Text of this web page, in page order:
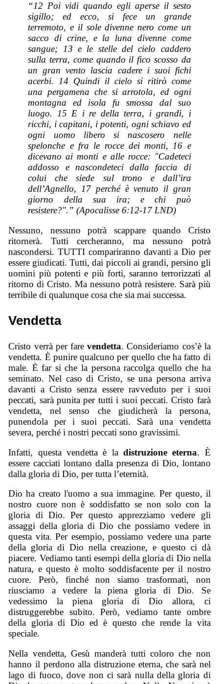
“12 Poi vidi quando egli aperse il sesto
sigillo; ed ecco, si fece un grande
terremoto, e il sole divenne nero come un
sacco di crine, e la luna divenne come
sangue; 13 e le stelle del cielo caddero
sulla terra, come quando il fico scosso da
un gran vento lascia cadere i suoi fichi
acerbi. 14 Quindi il cielo si ritirò come
una pergamena che si arrotola, ed ogni
montagna ed isola fu smossa dal suo
luogo. 15 E i re della terra, i grandi, i
ricchi, i capitani, i potenti, ogni schiavo ed
ogni uomo libero si nascosero nelle
spelonche e fra le rocce dei monti, 16 e
dicevano ai monti e alle rocce: "Cadeteci
addosso e nascondeteci dalla faccia di
colui che siede sul trono e dall’ira
dell’Agnello, 17 perché è venuto il gran
giorno della sua ira; e chi può
resistere?".” (Apocalisse 6:12-17 LND)
Nessuno, nessuno potrà scappare quando Cristo
ritornerà. Tutti cercheranno, ma nessuno potrà
nascondersi. TUTTI compariranno davanti a Dio per
essere giudicati. Tutti, dai piccoli ai grandi, persino gli
uomini più potenti e più forti, saranno terrorizzati al
ritorno di Cristo. Ma nessuno potrà resistere. Sarà più
terribile di qualunque cosa che sia mai successa.
Vendetta
Cristo verrà per farevendetta.Consideriamo cos’è la
vendetta. È punire qualcuno per quello che ha fatto di
male. È far si che la persona raccolga quello che ha
seminato. Nel caso di Cristo, se una persona arriva
davanti a Cristo senza essere ravveduto per i suoi
peccati, sarà punita per tutti i suoi peccati. Cristo farà
vendetta, nel senso che giudicherà la persona,
punendola per i suoi peccati. Sarà una vendetta
severa, perché i nostri peccati sono gravissimi.
Infatti, questa vendetta è ladistruzione eterna. È
essere cacciati lontano dalla presenza di Dio, lontano
dalla gloria di Dio, per tutta l’eternità.
Dio ha creato l'uomo asua immagine. Per questo, il
nostro cuore non è soddisfatto se non solo con la
gloria di Dio. Per questo apprezziamo vedere gli
assaggi della gloria di Dio che possiamo vedere in
questa vita. Per esempio, possiamo vedere una parte
della gloria di Dio nella creazione, e questo ci dà
piacere. Vediamo tanti esempi della gloria di Dio nella
natura, e questo è molto soddisfacenteper il nostro
cuore. Però, finché non siamo trasformati, non
riusciamo a vedere la piena gloria di Dio. Se
vedessimo la piena gloria di Dio allora, ci
distruggerebbe subito. Però, vediamo tante ombre
della gloria di Dio ed è questo che rende la vita
speciale.
Nella vendetta, Gesù manderà tutti coloro che non
hanno il perdono alla distruzione eterna, che sarà nel
lago di fuoco, dove non ci sarà nulla della gloria di